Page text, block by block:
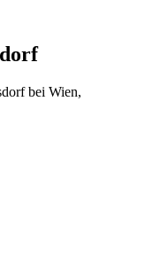
bei Wien,